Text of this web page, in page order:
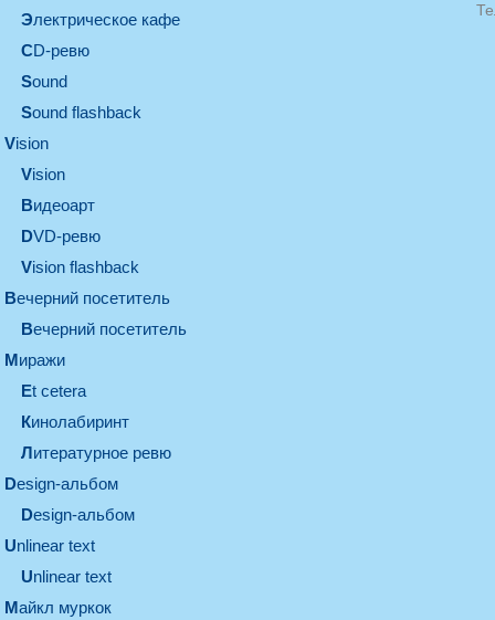
электрическое кафе
CD-ревю
sound
Sound flashback
vision
vision
видеоарт
DVD-ревю
Vision flashback
вечерний посетитель
вечерний посетитель
миражи
et cetera
кинолабиринт
литературное ревю
design-альбом
design-альбом
unlinear text
Unlinear text
майкл муркок